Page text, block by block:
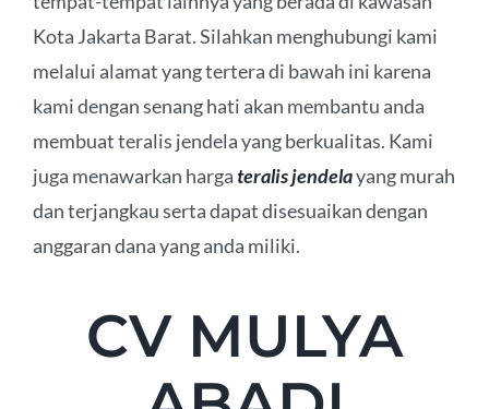
Kota Jakarta Barat. Silahkan menghubungi kami
melalui alamat yang tertera di bawah ini karena
kami dengan senang hati akan membantu anda
membuat teralis jendela yang berkualitas. Kami
juga menawarkan hargateralis jendelayang murah
dan terjangkau serta dapat disesuaikan dengan
anggaran dana yang anda miliki.
CV MULYA